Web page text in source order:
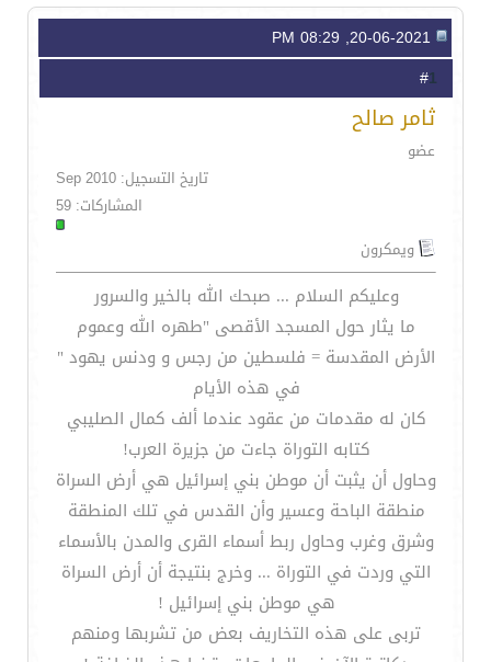
1
ثامر صالح
عضو
تاريخ التسجيل: Sep 2010
المشاركات: 59
ويمكرون
وعليكم السلام ... صبحك الله بالخير والسرور
ما يثار حول المسجد الأقصى "طهره الله وعموم
الأرض المقدسة = فلسطين من رجس و ودنس يهود "
في هذه الأيام
كان له مقدمات من عقود عندما ألف كمال الصليبي
كتابه التوراة جاءت من جزيرة العرب!
وحاول أن يثبت أن موطن بني إسرائيل هي أرض السراة
منطقة الباحة وعسير وأن القدس في تلك المنطقة
وشرق وغرب وحاول ربط أسماء القرى والمدن بالأسماء
التي وردت في التوراة ... وخرج بنتيجة أن أرض السراة
هي موطن بني إسرائيل !
تربى على هذه التخاريف بعض من تشربها ومنهم